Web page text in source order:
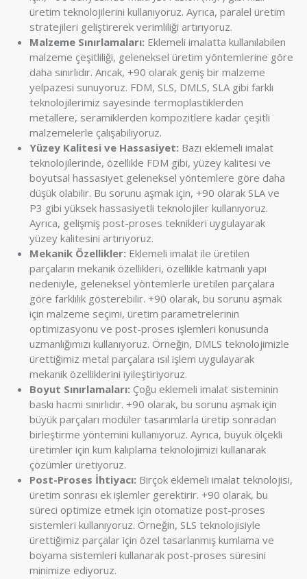
üretim teknolojilerini kullanıyoruz. Ayrıca, paralel üretim
stratejileri geliştirerek verimliliği artırıyoruz.
Malzeme Sınırlamaları: Eklemeli imalatta kullanılabilen
malzeme çeşitliliği, geleneksel üretim yöntemlerine göre
daha sınırlıdır. Ancak, +90 olarak geniş bir malzeme
yelpazesi sunuyoruz. FDM, SLS, DMLS, SLA gibi farklı
teknolojilerimiz sayesinde termoplastiklerden
metallere, seramiklerden kompozitlere kadar çeşitli
malzemelerle çalışabiliyoruz.
Yüzey Kalitesi ve Hassasiyet: Bazı eklemeli imalat
teknolojilerinde, özellikle FDM gibi, yüzey kalitesi ve
boyutsal hassasiyet geleneksel yöntemlere göre daha
düşük olabilir. Bu sorunu aşmak için, +90 olarak SLA ve
P3 gibi yüksek hassasiyetli teknolojiler kullanıyoruz.
Ayrıca, gelişmiş post-proses teknikleri uygulayarak
yüzey kalitesini artırıyoruz.
Mekanik Özellikler: Eklemeli imalat ile üretilen
parçaların mekanik özellikleri, özellikle katmanlı yapı
nedeniyle, geleneksel yöntemlerle üretilen parçalara
göre farklılık gösterebilir. +90 olarak, bu sorunu aşmak
için malzeme seçimi, üretim parametrelerinin
optimizasyonu ve post-proses işlemleri konusunda
uzmanlığımızı kullanıyoruz. Örneğin, DMLS teknolojimizle
ürettiğimiz metal parçalara ısıl işlem uygulayarak
mekanik özelliklerini iyileştiriyoruz.
Boyut Sınırlamaları: Çoğu eklemeli imalat sisteminin
baskı hacmi sınırlıdır. +90 olarak, bu sorunu aşmak için
büyük parçaları modüler tasarımlarla üretip sonradan
birleştirme yöntemini kullanıyoruz. Ayrıca, büyük ölçekli
üretimler için kum kalıplama teknolojimizi kullanarak
çözümler üretiyoruz.
Post-Proses İhtiyacı: Birçok eklemeli imalat teknolojisi,
üretim sonrası ek işlemler gerektirir. +90 olarak, bu
süreci optimize etmek için otomatize post-proses
sistemleri kullanıyoruz. Örneğin, SLS teknolojisiyle
ürettiğimiz parçalar için özel tasarlanmış kumlama ve
boyama sistemleri kullanarak post-proses süresini
minimize ediyoruz.